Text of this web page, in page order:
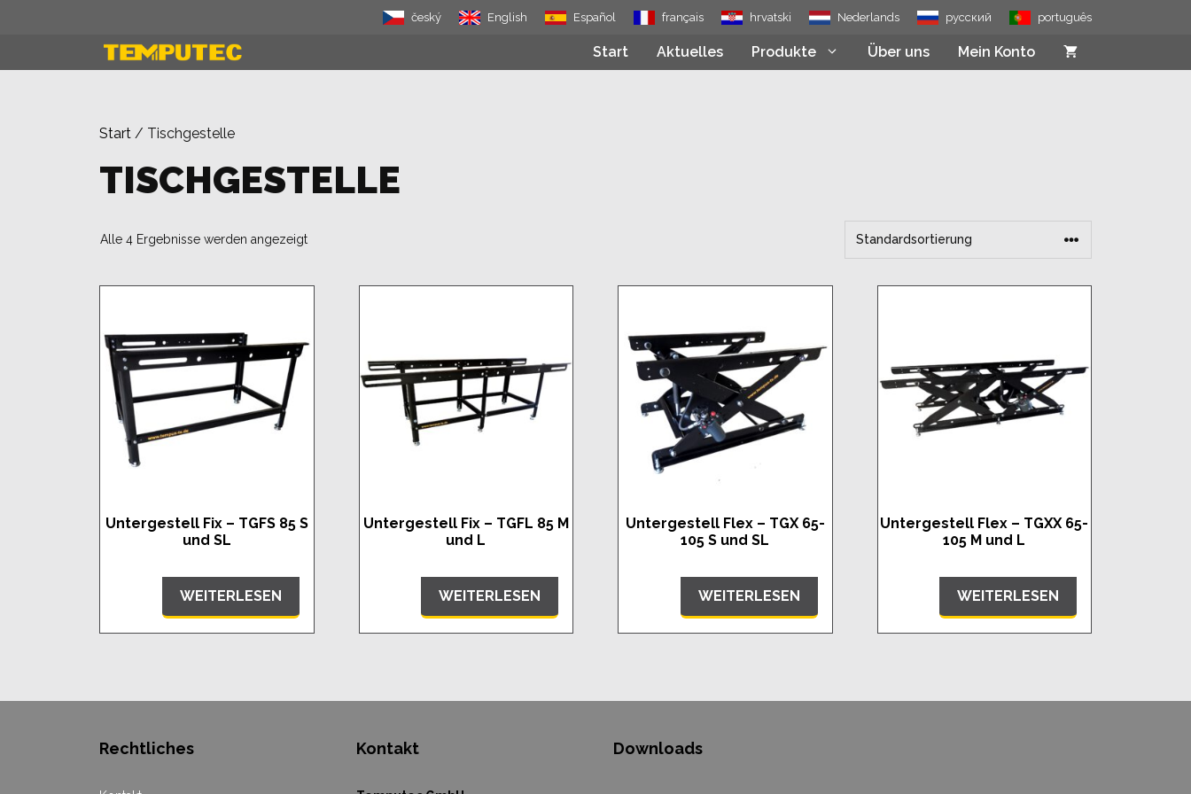
český English Español français hrvatski Nederlands русский português
Start Aktuelles Produkte Über uns Mein Konto
Start / Tischgestelle
TISCHGESTELLE
Alle 4 Ergebnisse werden angezeigt
Untergestell Fix – TGFS 85 S
und SL
WEITERLESEN
Untergestell Fix – TGFL 85 M
und L
WEITERLESEN
Untergestell Flex – TGX 65-
105 S und SL
WEITERLESEN
Untergestell Flex – TGXX 65-
105 M und L
WEITERLESEN
Rechtliches Kontakt Downloads